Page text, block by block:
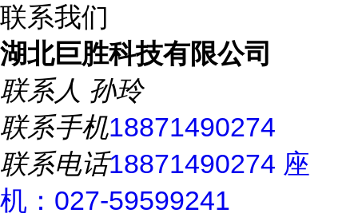
联系我们
湖北巨胜科技有限公司
联系人 孙玲
联系手机18871490274
联系电话18871490274 座
机：027-59599241